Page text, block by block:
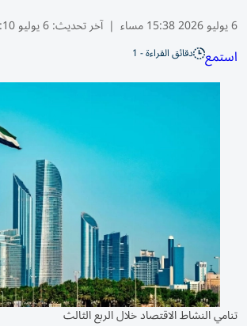
6 يوليو 2026 15:38 مساء | آخر تحديث:6 يوليو 16:10 2026
استمع دقائق القراءة - 1
تنامي النشاط الاقتصاد خلال الربع الثالث